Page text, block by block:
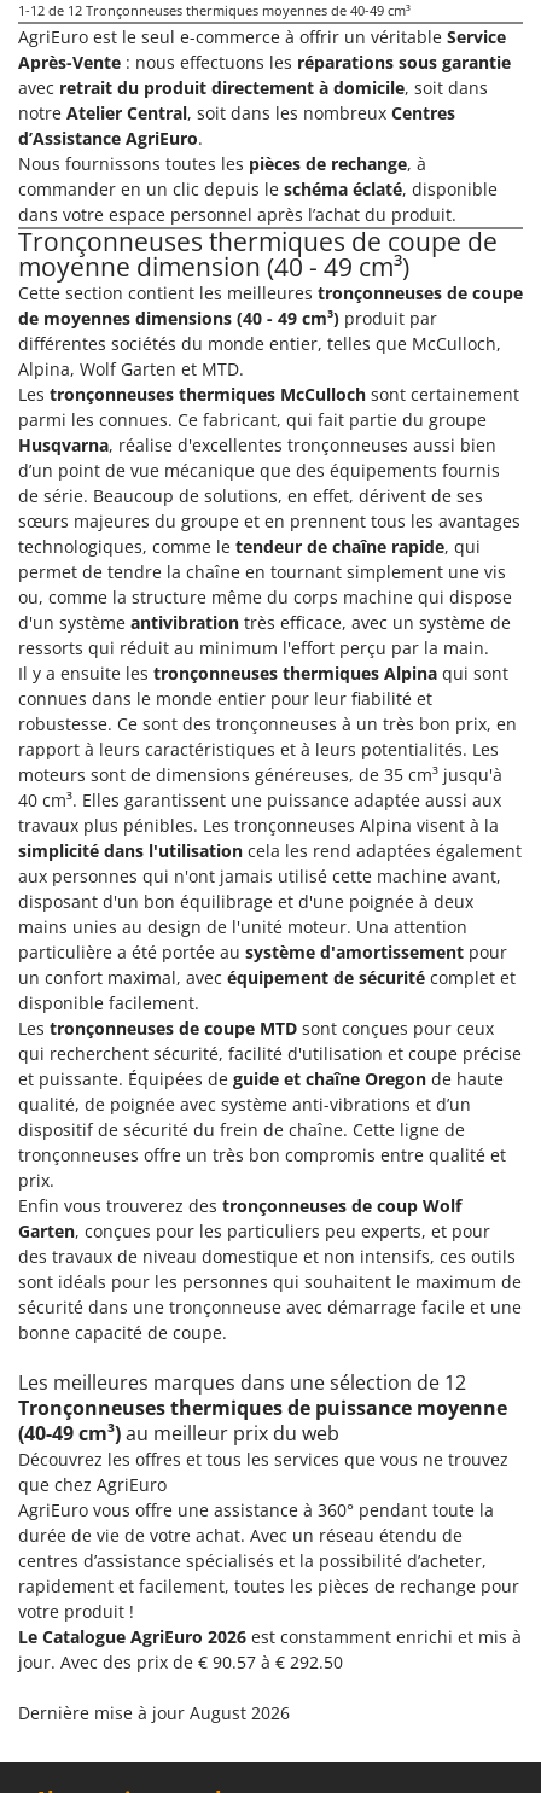
S
S.T.P.
Santos
Sbaraglia
Schnitzer
Seven Italy
Shark
Silky
Simatech
Sirman
Skil
Smartwood
Smeg
Snapper
Solidur
Spice Electronics
Spiralmac
Spring Protezione
Spyro
Stanley
Stiga
Stocker
Sunseeker
T
Tecla
TecnoGen
Tellarini Pompe
Telwin
Tenco
Tineco
Titania
Tornado
Tre Spade
Trev - Abrek - TecnoVIR
Trotec
Troy-Bilt
U
Udor
Unger
V
Verdemax
Vesco
Volpi
W
Waldner
Weber
WIDU
Wolf Garten
Wortex
1-12 de 12 Tronçonneuses thermiques moyennes de 40-49 cm³
AgriEuro est le seul e-commerce à offrir un véritable Service
Après-Vente : nous effectuons les réparations sous garantie
avec retrait du produit directement à domicile, soit dans
notre Atelier Central, soit dans les nombreux Centres
d’Assistance AgriEuro.
Nous fournissons toutes les pièces de rechange, à
commander en un clic depuis le schéma éclaté, disponible
dans votre espace personnel après l’achat du produit.
Tronçonneuses thermiques de coupe de
moyenne dimension (40 - 49 cm³)
Cette section contient les meilleures tronçonneuses de coupe
de moyennes dimensions (40 - 49 cm³) produit par
différentes sociétés du monde entier, telles que McCulloch,
Alpina, Wolf Garten et MTD.
Les tronçonneuses thermiques McCulloch sont certainement
parmi les connues. Ce fabricant, qui fait partie du groupe
Husqvarna, réalise d'excellentes tronçonneuses aussi bien
d’un point de vue mécanique que des équipements fournis
de série. Beaucoup de solutions, en effet, dérivent de ses
sœurs majeures du groupe et en prennent tous les avantages
technologiques, comme le tendeur de chaîne rapide, qui
permet de tendre la chaîne en tournant simplement une vis
ou, comme la structure même du corps machine qui dispose
d'un système antivibration très efficace, avec un système de
ressorts qui réduit au minimum l'effort perçu par la main.
Il y a ensuite les tronçonneuses thermiques Alpina qui sont
connues dans le monde entier pour leur fiabilité et
robustesse. Ce sont des tronçonneuses à un très bon prix, en
rapport à leurs caractéristiques et à leurs potentialités. Les
moteurs sont de dimensions généreuses, de 35 cm³ jusqu'à
40 cm³. Elles garantissent une puissance adaptée aussi aux
travaux plus pénibles. Les tronçonneuses Alpina visent à la
simplicité dans l'utilisation cela les rend adaptées également
aux personnes qui n'ont jamais utilisé cette machine avant,
disposant d'un bon équilibrage et d'une poignée à deux
mains unies au design de l'unité moteur. Una attention
particulière a été portée au système d'amortissement pour
un confort maximal, avec équipement de sécurité complet et
disponible facilement.
Les tronçonneuses de coupe MTD sont conçues pour ceux
qui recherchent sécurité, facilité d'utilisation et coupe précise
et puissante. Équipées de guide et chaîne Oregon de haute
qualité, de poignée avec système anti-vibrations et d’un
dispositif de sécurité du frein de chaîne. Cette ligne de
tronçonneuses offre un très bon compromis entre qualité et
prix.
Enfin vous trouverez des tronçonneuses de coup Wolf
Garten, conçues pour les particuliers peu experts, et pour
des travaux de niveau domestique et non intensifs, ces outils
sont idéals pour les personnes qui souhaitent le maximum de
sécurité dans une tronçonneuse avec démarrage facile et une
bonne capacité de coupe.
Les meilleures marques dans une sélection de 12
Tronçonneuses thermiques de puissance moyenne
(40-49 cm³)au meilleur prix du web
Découvrez les offres et tous les services que vous ne trouvez
que chez AgriEuro
AgriEuro vous offre une assistance à 360° pendant toute la
durée de vie de votre achat. Avec un réseau étendu de
centres d’assistance spécialisés et la possibilité d’acheter,
rapidement et facilement, toutes les pièces de rechange pour
votre produit !
Le Catalogue AgriEuro 2026 est constamment enrichi et mis à
jour. Avec des prix de € 90.57 à € 292.50
Dernière mise à jour August 2026